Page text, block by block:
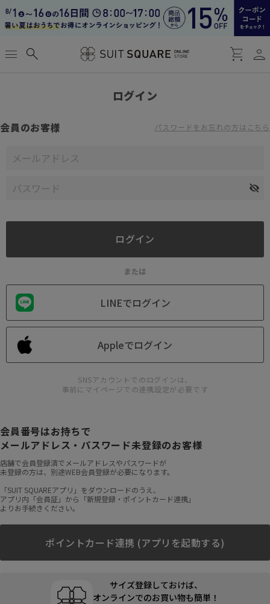
menu search shopping_cart person
ログイン
会員のお客様 パスワードをお忘れの方はこちら
または
LINEでログイン
Appleでログイン
SNSアカウントでのログインは、
事前にマイページでの連携設定が必要です
会員番号はお持ちで
メールアドレス・パスワード未登録のお客様
店舗で会員登録済でメールアドレスやパスワードが
未登録の方は、別途WEB会員登録が必要になります。
「SUIT SQUAREアプリ」をダウンロードのうえ、
アプリ内「会員証」から「新規登録・ポイントカード連携」
よりお手続きください。
ポイントカード連携 (アプリを起動する)
サイズ登録しておけば、
オンラインでのお買い物も簡単！